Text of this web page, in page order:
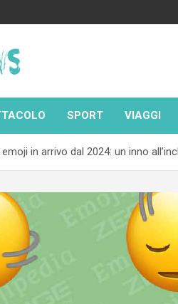
SPORT VIAGGI
in arrivo dal 2024: un inno